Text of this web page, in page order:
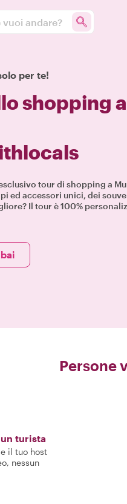
vuoi andare?
per te!
shopping a
tour di shopping a
ed accessori unici, dei
Il tour è 100%
Persone
turista
il tuo host
nessun